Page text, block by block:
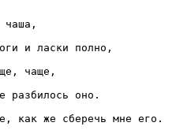
чаша,
и ласки полно,
чаще,
разбилось оно.
как же сберечь мне его.